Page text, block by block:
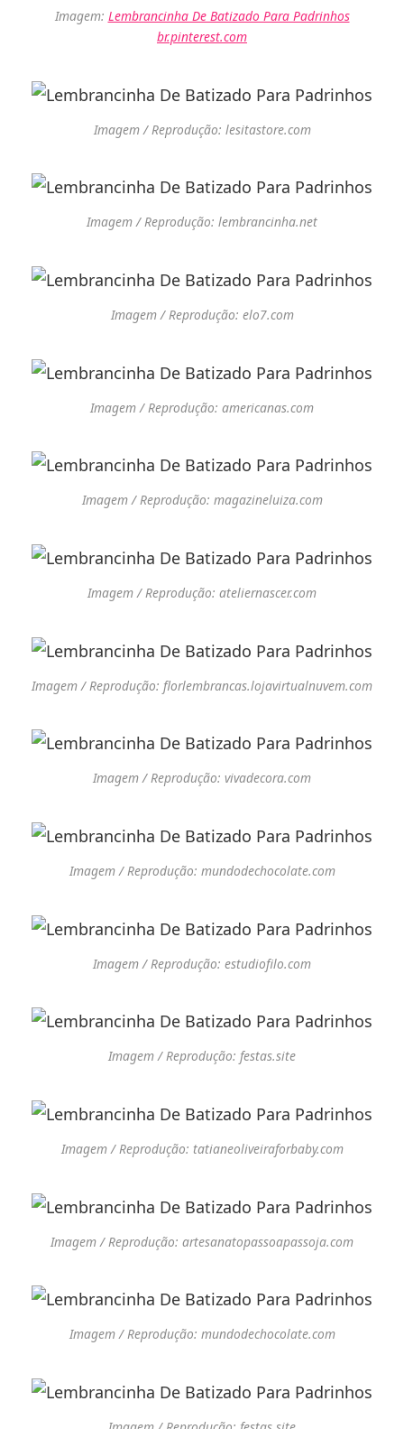
Imagem: Lembrancinha De Batizado Para Padrinhos
br.pinterest.com
Imagem / Reprodução: lesitastore.com
Imagem / Reprodução: lembrancinha.net
Imagem / Reprodução: elo7.com
Imagem / Reprodução: americanas.com
Imagem / Reprodução: magazineluiza.com
Imagem / Reprodução: ateliernascer.com
Imagem / Reprodução: florlembrancas.lojavirtualnuvem.com
Imagem / Reprodução: vivadecora.com
Imagem / Reprodução: mundodechocolate.com
Imagem / Reprodução: estudiofilo.com
Imagem / Reprodução: festas.site
Imagem / Reprodução: tatianeoliveiraforbaby.com
Imagem / Reprodução: artesanatopassoapassoja.com
Imagem / Reprodução: mundodechocolate.com